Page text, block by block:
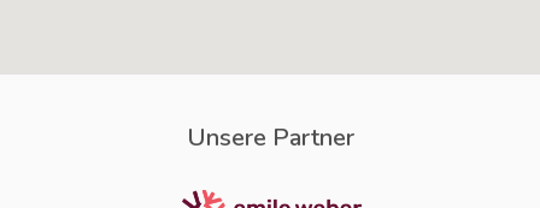
Unsere Partner